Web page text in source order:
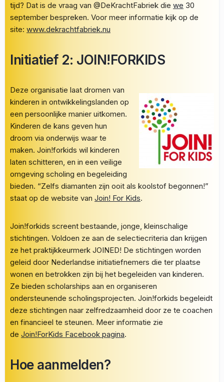
tijd? Dat is de vraag van @DeKrachtFabriek die we 30
september bespreken. Voor meer informatie kijk op de
site: www.dekrachtfabriek.nu
Initiatief 2: JOIN!FORKIDS
Deze organisatie laat dromen van
kinderen in ontwikkelingslanden op
een persoonlijke manier uitkomen.
Kinderen de kans geven hun
droom via onderwijs waar te
maken. Join!forkids wil kinderen
laten schitteren, en in een veilige
omgeving scholing en begeleiding
bieden. “Zelfs diamanten zijn ooit als koolstof begonnen!”
staat op de website van Join! For Kids.
Join!forkids screent bestaande, jonge, kleinschalige
stichtingen. Voldoen ze aan de selectiecriteria dan krijgen
ze het praktijkkeurmerk JOINED! De stichtingen worden
geleid door Nederlandse initiatiefnemers die ter plaatse
wonen en betrokken zijn bij het begeleiden van kinderen.
Ze bieden scholarships aan en organiseren
ondersteunende scholingsprojecten. Join!forkids begeleidt
deze stichtingen naar zelfredzaamheid door ze te coachen
en financieel te steunen. Meer informatie zie
de Join!ForKids Facebook pagina.
Hoe aanmelden?